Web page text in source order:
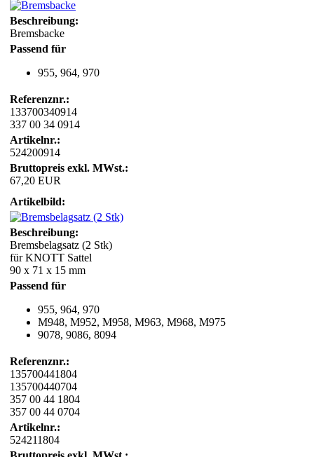
Beschreibung:
Bremsbacke
Passend für
955, 964, 970
Referenznr.:
133700340914
337 00 34 0914
Artikelnr.:
524200914
Bruttopreis exkl. MWst.:
67,20 EUR
Artikelbild:
Beschreibung:
Bremsbelagsatz (2 Stk)
für KNOTT Sattel
90 x 71 x 15 mm
Passend für
955, 964, 970
M948, M952, M958, M963, M968, M975
9078, 9086, 8094
Referenznr.:
135700441804
135700440704
357 00 44 1804
357 00 44 0704
Artikelnr.:
524211804